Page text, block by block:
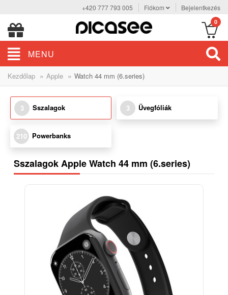
+420 777 793 005 Fiókom Bejelentkezés
0
MENU
Kezdőlap » Apple » Watch 44 mm (6.series)
3 Sszalagok 3 Üvegfóliák
210 Powerbanks
Sszalagok Apple Watch 44 mm (6.series)